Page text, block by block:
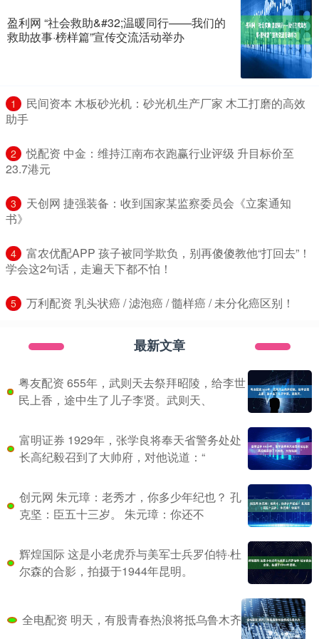
盈利网 “社会救助&#32;温暖同行——我们的
救助故事·榜样篇”宣传交流活动举办
1
​民间资本 木板砂光机：砂光机生产厂家 木工打磨的高效
助手
2
​悦配资 中金：维持江南布衣跑赢行业评级 升目标价至
23.7港元
3
​天创网 捷强装备：收到国家某监察委员会《立案通知
书》
4
​富农优配APP 孩子被同学欺负，别再傻傻教他“打回去”！
学会这2句话，走遍天下都不怕！
5 ​万利配资 乳头状癌 / 滤泡癌 / 髓样癌 / 未分化癌区别！
最新文章
粤友配资 655年，武则天去祭拜昭陵，给李世
民上香，途中生了儿子李贤。武则天、
富明证券 1929年，张学良将奉天省警务处处
长高纪毅召到了大帅府，对他说道：“
创元网 朱元璋：老秀才，你多少年纪也？ 孔
克坚：臣五十三岁。 朱元璋：你还不
辉煌国际 这是小老虎乔与美军士兵罗伯特·杜
尔森的合影，拍摄于1944年昆明。
全电配资 明天，有股青春热浪将抵乌鲁木齐